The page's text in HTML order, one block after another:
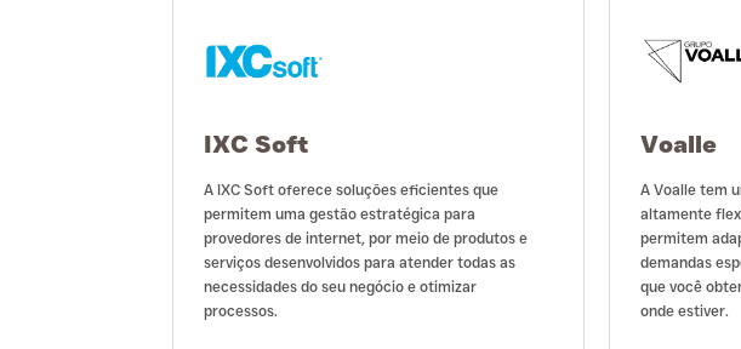
IXC Soft
A IXC Soft oferece soluções eficientes que
permitem uma gestão estratégica para
provedores de internet, por meio de produtos e
serviços desenvolvidos para atender todas as
necessidades do seu negócio e otimizar
processos.
Voalle
A Voalle tem
altamente
permitem
demandas
que você
onde estiver.